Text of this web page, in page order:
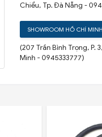
Chiểu, Tp. Đà Nẵng -
SHOWROOM HỒ CHÍ
(207 Trần Bình Trọng, P.
Minh - 0945333777)